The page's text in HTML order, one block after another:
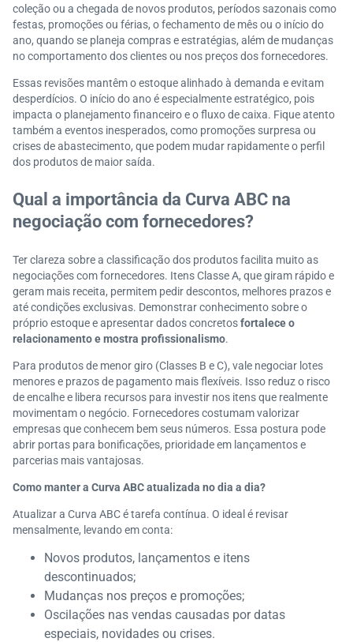
coleção ou a chegada de novos produtos, períodos sazonais como
festas, promoções ou férias, o fechamento de mês ou o início do
ano, quando se planeja compras e estratégias, além de mudanças
no comportamento dos clientes ou nos preços dos fornecedores.
Essas revisões mantêm o estoque alinhado à demanda e evitam
desperdícios. O início do ano é especialmente estratégico, pois
impacta o planejamento financeiro e o fluxo de caixa. Fique atento
também a eventos inesperados, como promoções surpresa ou
crises de abastecimento, que podem mudar rapidamente o perfil
dos produtos de maior saída.
Qual a importância da Curva ABC na
negociação com fornecedores?
Ter clareza sobre a classificação dos produtos facilita muito as
negociações com fornecedores. Itens Classe A, que giram rápido e
geram mais receita, permitem pedir descontos, melhores prazos e
até condições exclusivas. Demonstrar conhecimento sobre o
próprio estoque e apresentar dados concretosfortalece o
relacionamento e mostra profissionalismo.
Para produtos de menor giro (Classes B e C), vale negociar lotes
menores e prazos de pagamento mais flexíveis. Isso reduz o risco
de encalhe e libera recursos para investir nos itens que realmente
movimentam o negócio. Fornecedores costumam valorizar
empresas que conhecem bem seus números. Essa postura pode
abrir portas para bonificações, prioridade em lançamentos e
parcerias mais vantajosas.
Como manter a Curva ABC atualizada no dia a dia?
Atualizar a Curva ABC é tarefa contínua. O ideal é revisar
mensalmente, levando em conta:
Novos produtos, lançamentos e itens
descontinuados;
Mudanças nos preços e promoções;
Oscilações nas vendas causadas por datas
especiais, novidades ou crises.